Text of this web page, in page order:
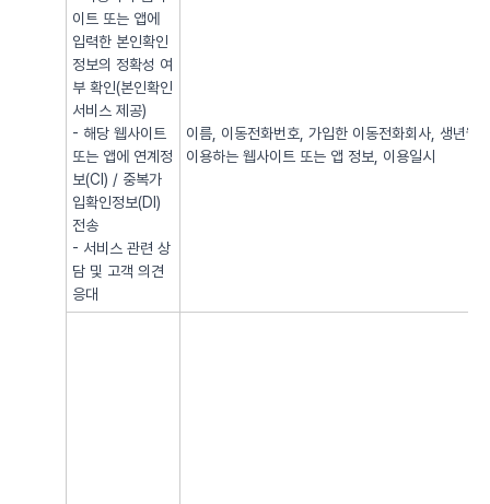
이트 또는 앱에
입력한 본인확인
정보의 정확성 여
부 확인(본인확인
서비스 제공)
- 해당 웹사이트
또는 앱에 연계정
보(CI) / 중복가
입확인정보(DI)
전송
- 서비스 관련 상
담 및 고객 의견
응대
이름, 이동전화번호, 가입한 이동전화회사, 생년
이용하는 웹사이트 또는 앱 정보, 이용일시